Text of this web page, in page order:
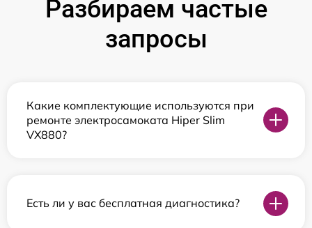
Разбираем частые
запросы
Какие комплектующие используются при
ремонте электросамоката Hiper Slim
VX880?
Есть ли у вас бесплатная диагностика?